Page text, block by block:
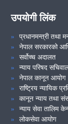
उपयोगी लिंक
प्रधानमन्त्री तथा
नेपाल सरकारको
सर्वोच्च अदालत
न्याय परिषद
नेपाल कानून आयोग
राष्ट्रिय न्यायिक
कानून न्याय तथा
न्याय सेवा तालिम
लोकसेवा आयोग